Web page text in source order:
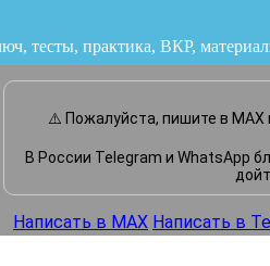
тесты, практика, ВКР
или напишите
⚠️ Пожалуйста, пишите в MAX
В России Telegram и WhatsApp
Написать в MAX Написать в